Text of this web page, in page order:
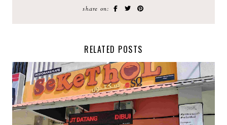
share on:
RELATED POSTS